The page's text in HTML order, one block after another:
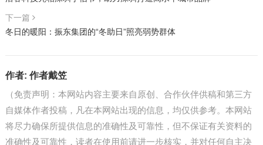
下一篇
冬日的暖阳：振东集团的“冬助日”照亮弱势群体
作者: 作者戴笠
（免责声明：本网站内容主要来自原创、合作伙伴供稿和第三方
自媒体作者投稿，凡在本网站出现的信息，均仅供参考。本网站
将尽力确保所提供信息的准确性及可靠性，但不保证有关资料的
准确性及可靠性，读者在使用前请进一步核实，并对任何自主决